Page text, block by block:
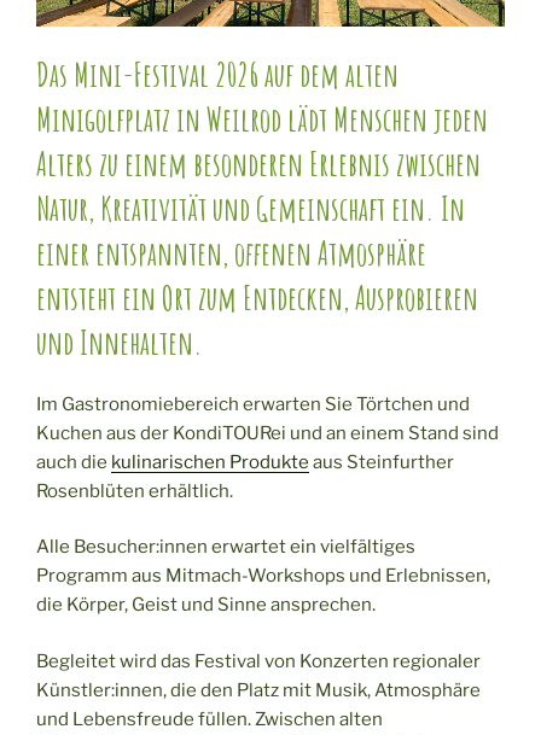
Das Mini-Festival 2026 auf dem alten
Minigolfplatz in Weilrod lädt Menschen jeden
Alters zu einem besonderen Erlebnis zwischen
Natur, Kreativität und Gemeinschaft ein. In
einer entspannten, offenen Atmosphäre
entsteht ein Ort zum Entdecken, Ausprobieren
und Innehalten.
Im Gastronomiebereich erwarten Sie Törtchen und
Kuchen aus der KondiTOURei und an einem Stand sind
auch die kulinarischen Produkte aus Steinfurther
Rosenblüten erhältlich.
Alle Besucher:innen erwartet ein vielfältiges
Programm aus Mitmach-Workshops und Erlebnissen,
die Körper, Geist und Sinne ansprechen.
Begleitet wird das Festival von Konzerten regionaler
Künstler:innen, die den Platz mit Musik, Atmosphäre
und Lebensfreude füllen. Zwischen alten